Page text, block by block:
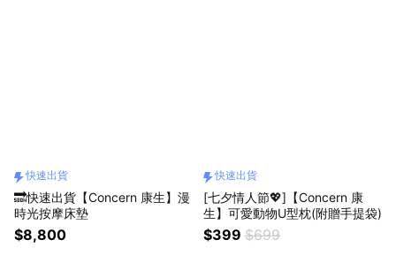
快速出貨
🔜快速出貨【Concern 康生】漫
時光按摩床墊
$8,800
快速出貨
[七夕情人節💖]【Concern 康
生】可愛動物U型枕(附贈手提袋)
$399 $699